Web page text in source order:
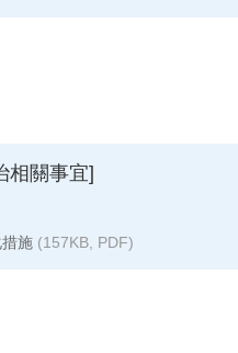
相關事宜]
施 (157KB, PDF)